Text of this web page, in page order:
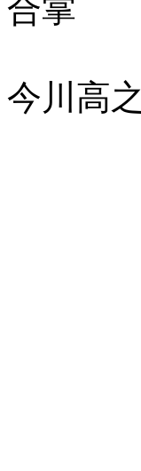
合掌
今川高之